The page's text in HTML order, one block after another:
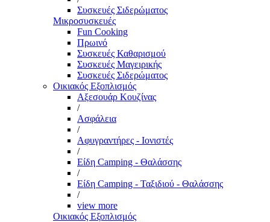
Συσκευές Σιδερώματος
Μικροσυσκευές
Fun Cooking
Πρωινό
Συσκευές Καθαρισμού
Συσκευές Μαγειρικής
Συσκευές Σιδερώματος
Οικιακός Εξοπλισμός
Αξεσουάρ Κουζίνας
/
Ασφάλεια
/
Αφυγραντήρες - Ιονιστές
/
Είδη Camping - Θαλάσσης
/
Είδη Camping - Ταξιδιού - Θαλάσσης
/
view more
Οικιακός Εξοπλισμός